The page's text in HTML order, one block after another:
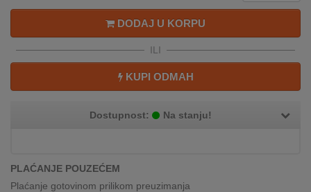
REKLAMACIJA
SERVIS
KATALOZI
DODAJ U KORPU
ILI
KUPI ODMAH
Dostupnost: Na stanju!
PLAĆANJE POUZEĆEM
Plaćanje gotovinom prilikom preuzimanja